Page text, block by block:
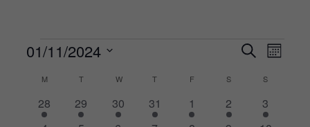
Veranstaltungen
Suche
und
Suche
Monat
01/11/2024
Datum
wählen.
Kalender
M MONDAYTTUESDAYWWEDNESDAY
T THURSDAY
F S SATURDAY
S
1
Veranstaltung
28
1
Veranstaltung
29
1
Veranstaltung
30
1
Veranstaltung
31
1
Veranstaltung
1
1
Veranstaltung
2
1
3